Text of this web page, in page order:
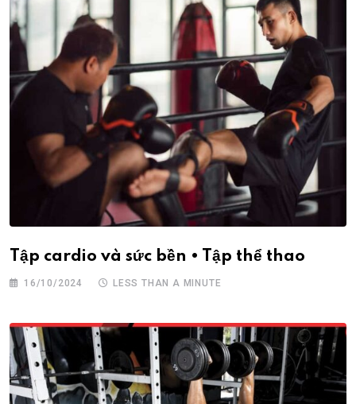
Tập cardio và sức bền • Tập thể thao
16/10/2024 LESS THAN A MINUTE